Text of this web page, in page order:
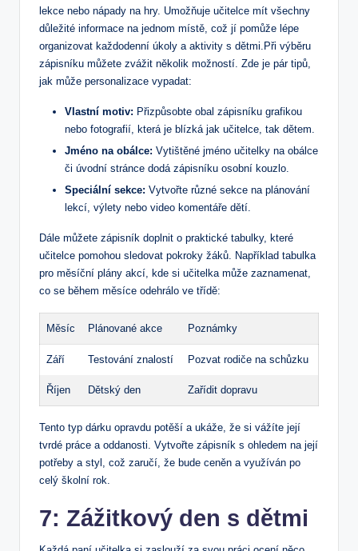
lekce nebo nápady na hry. Umožňuje učitelce mít všechny
důležité informace na jednom místě, což jí pomůže lépe
organizovat každodenní úkoly a aktivity s dětmi.Při výběru
zápisníku můžete zvážit několik možností. Zde je pár tipů,
jak může personalizace vypadat:
Vlastní motiv: Přizpůsobte obal zápisníku grafikou
nebo fotografií, která je blízká jak učitelce, tak dětem.
Jméno na obálce: Vytištěné jméno učitelky na obálce
či úvodní stránce dodá zápisníku osobní kouzlo.
Speciální sekce: Vytvořte různé sekce na plánování
lekcí, výlety nebo video komentáře dětí.
Dále můžete zápisník doplnit o praktické tabulky, které
učitelce pomohou sledovat pokroky žáků. Například tabulka
pro měsíční plány akcí, kde si učitelka může zaznamenat,
co se během měsíce odehrálo ve třídě:
Měsíc Plánované akce Poznámky
Září Testování znalostí Pozvat rodiče na schůzku
Říjen Dětský den Zařídit dopravu
Tento typ dárku opravdu potěší a ukáže, že si vážíte její
tvrdé práce a oddanosti. Vytvořte zápisník s ohledem na její
potřeby a styl, což zaručí, že bude ceněn a využíván po
celý školní rok.
7: Zážitkový den s dětmi